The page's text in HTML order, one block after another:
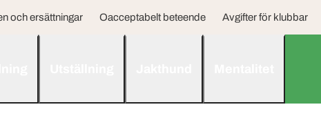
och ersättningar Oacceptabelt beteende Avgifter för klubbar